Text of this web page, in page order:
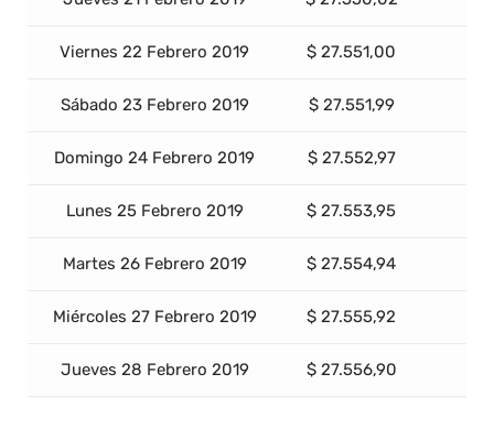
Viernes 22 Febrero 2019 $ 27.551,00
Sábado 23 Febrero 2019 $ 27.551,99
Domingo 24 Febrero 2019 $ 27.552,97
Lunes 25 Febrero 2019 $ 27.553,95
Martes 26 Febrero 2019 $ 27.554,94
Miércoles 27 Febrero 2019 $ 27.555,92
Jueves 28 Febrero 2019 $ 27.556,90